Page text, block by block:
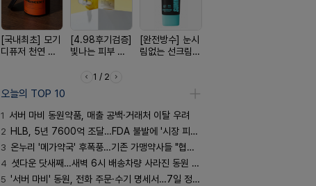
[국내최초] 모기
디퓨저 천연 계
[4.98후기검증]
빛나는 피부 오
[완전방수] 눈시
림없는 선크림
1 / 2
오늘의 TOP 10
1 서버 마비 동원약품, 매출 공백·거래처 이탈 우려
2 HLB, 5년 7600억 조달…FDA 불발에 '시장 피로감'
3 온누리 '메가약국' 후폭풍…기존 가맹약사들 "협의체 만들자"
4 셧다운 닷새째…새벽 6시 배송차량 사라진 동원 물류센터
5 '서버 마비' 동원, 전화 주문·수기 명세서…7일 정상화 되나